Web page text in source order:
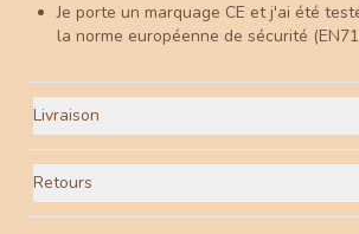
Je porte un marquage CE et j'ai été
la norme européenne de sécurité
Livraison
Retours